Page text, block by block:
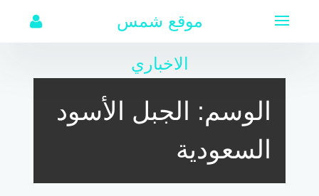
موقع شمس
الاخباري
الوسم:
الجبل الأسود
السعودية